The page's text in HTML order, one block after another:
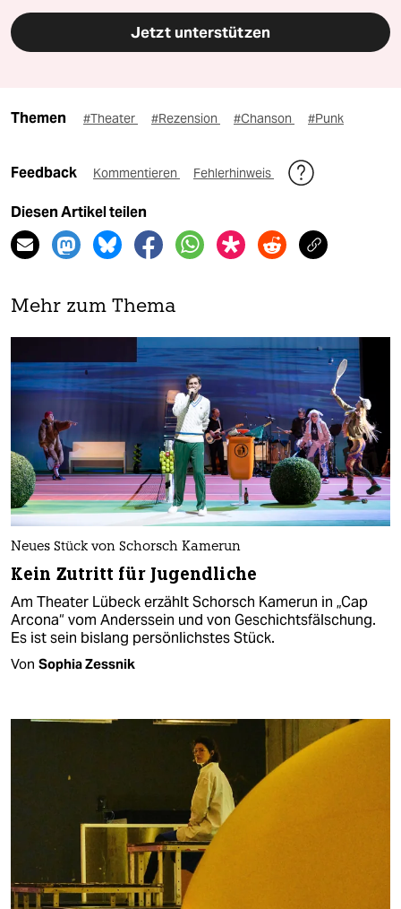
Jetzt unterstützen
Themen #Theater #Rezension #Chanson #Punk
Feedback Kommentieren Fehlerhinweis
Diesen Artikel teilen
Mehr zum Thema
Neues Stück von Schorsch Kamerun
Kein Zutritt für Jugendliche
Am Theater Lübeck erzählt Schorsch Kamerun in „Cap
Arcona“ vom Anderssein und von Geschichtsfälschung.
Es ist sein bislang persönlichstes Stück.
Von Sophia Zessnik